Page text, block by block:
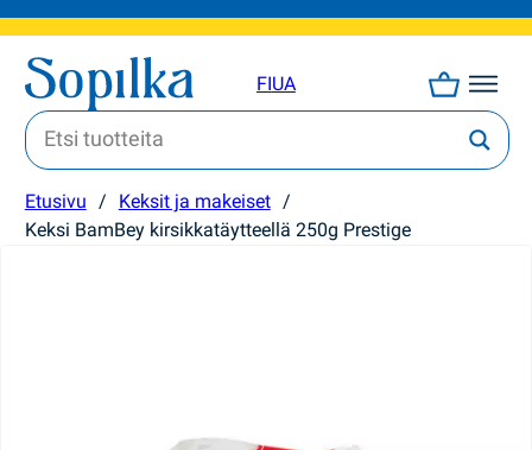
FIUA
Etusivu / Keksit ja makeiset /
Keksi BamBey kirsikkatäytteellä 250g Prestige